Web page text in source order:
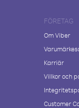
FÖRETAG
Om Viber
Karriär
Villkor och
Customer